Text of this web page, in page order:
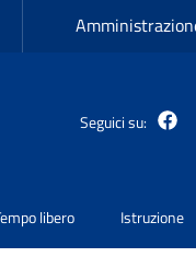
Seguici su:
libero Istruzione